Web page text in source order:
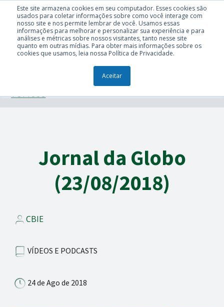
Este site armazena cookies em seu computador. Esses cookies são
usados para coletar informações sobre como você interage com
nosso site e nos permite lembrar de você. Usamos essas
informações para melhorar e personalizar sua experiência e para
análises e métricas sobre nossos visitantes, tanto nesse site
quanto em outras mídias. Para obter mais informações sobre os
cookies que usamos, leia nossa Política de Privacidade.
Aceitar
TÓPICOS
Jornal da Globo
(23/08/2018)
CBIE
VÍDEOS E PODCASTS
24 de Ago de 2018